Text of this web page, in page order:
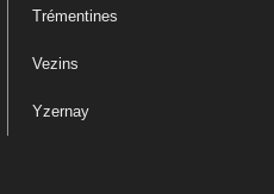
Trémentines
Vezins
Yzernay